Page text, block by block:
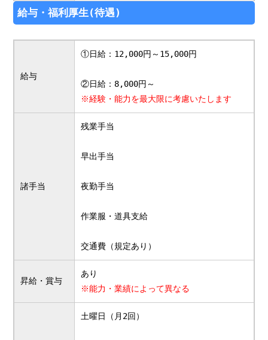
給与・福利厚生(待遇)
給与
①日給：12,000円～15,000円
②日給：8,000円～
※経験・能力を最大限に考慮いたします
諸手当
残業手当
早出手当
夜勤手当
作業服・道具支給
交通費（規定あり）
昇給・賞与
あり
※能力・業績によって異なる
土曜日（月2回）